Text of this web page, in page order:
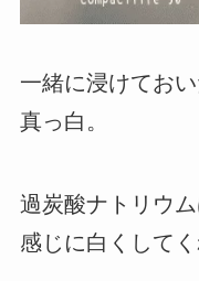
一緒に浸けてお
真っ白。
過炭酸ナトリウ
感じに白くしてく